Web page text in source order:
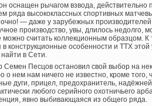
оснащен рычагом взвода, действительно
ряда высококлассных спортивных
— даже у зарубежных производителей
производство, увы, длилось недолго,
считать коллекционным образцом. К
в конструкционные особенности и ТТХ
в Сети.
Семен Песцов остановил свой выбор на
о нем нам ничего не известно, кроме
дуги, прицел, предохранитель,
любого серийного охотничьего
явно выбивающаяся из общего ряда.